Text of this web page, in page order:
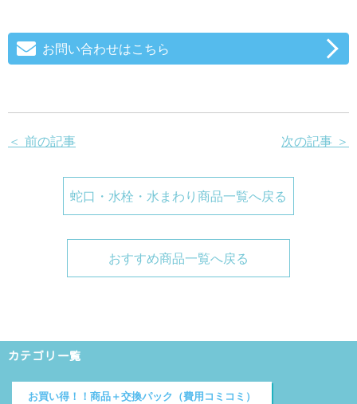
お問い合わせはこちら
＜ 前の記事 次の記事 ＞
蛇口・水栓・水まわり商品一覧へ戻る
おすすめ商品一覧へ戻る
カテゴリ一覧
お買い得！！商品＋交換パック（費用コミコミ）